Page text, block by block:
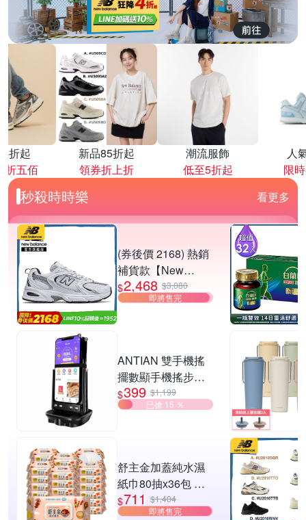
折起
折五佰
新品85折起
領券折上折
潮流服飾
低至5折起
人
限
秒殺時時樂 看更多
(券後價 2168) 熱銷
補貨款【New
Balance】復古運動
鞋_中性_白銀
$2,468 $3,080
即將售完
ANTIAN 雙手機搖
擺數顯手機搖步機
靜音自動計步器 搖
步器 刷步數神器 搖
$399 $1,199
已搶 15 ％
舒主金加蓋純水濕
紙巾80抽x36包 台
灣製 濕巾
$711 $1,404
即將售完